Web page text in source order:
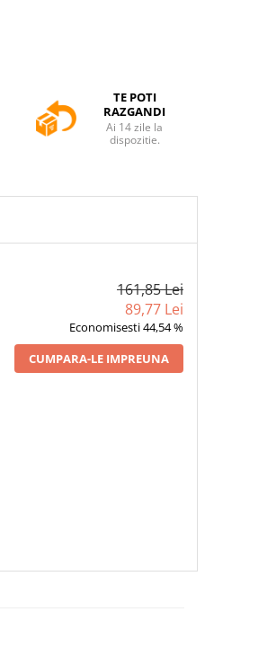
TE POTI
RAZGANDI
Ai 14 zile la
dispozitie.
161,85 Lei
89,77 Lei
Economisesti 44,54 %
CUMPARA-LE IMPREUNA